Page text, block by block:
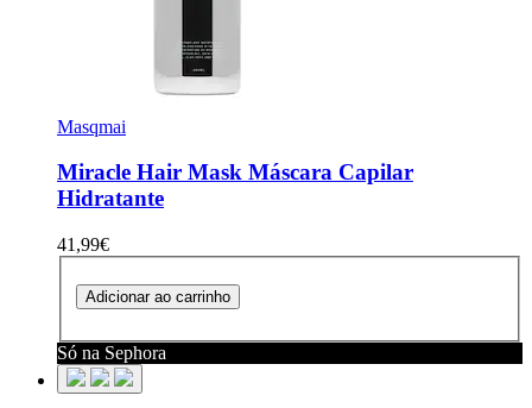
Masqmai
Miracle Hair Mask Máscara Capilar
Hidratante
41,99€
Adicionar ao carrinho
Só na Sephora